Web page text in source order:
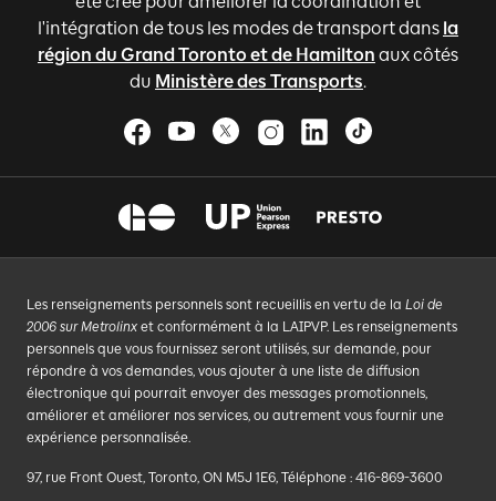
l'intégration de tous les modes de transport dans la
région du Grand Toronto et de Hamilton aux côtés
du Ministère des Transports.
Les renseignements personnels sont recueillis en vertu de la Loi de
2006 sur Metrolinx et conformément à la LAIPVP. Les renseignements
personnels que vous fournissez seront utilisés, sur demande, pour
répondre à vos demandes, vous ajouter à une liste de diffusion
électronique qui pourrait envoyer des messages promotionnels,
améliorer et améliorer nos services, ou autrement vous fournir une
expérience personnalisée.
97, rue Front Ouest, Toronto, ON M5J 1E6, Téléphone : 416-869-3600